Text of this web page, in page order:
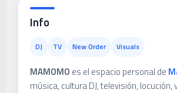
Info
DJ TV New Order Visuals
MAMOMO es el espacio personal de
música, cultura DJ, televisión, locución,